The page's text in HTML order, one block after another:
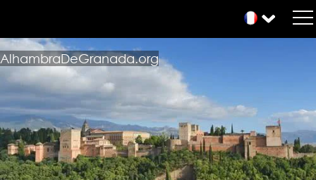
AlhambraDeGranada.org